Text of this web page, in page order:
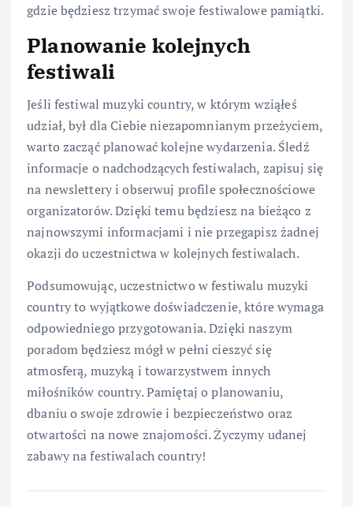
gdzie będziesz trzymać swoje festiwalowe pamiątki.
Planowanie kolejnych
festiwali
Jeśli festiwal muzyki country, w którym wziąłeś
udział, był dla Ciebie niezapomnianym przeżyciem,
warto zacząć planować kolejne wydarzenia. Śledź
informacje o nadchodzących festiwalach, zapisuj się
na newslettery i obserwuj profile społecznościowe
organizatorów. Dzięki temu będziesz na bieżąco z
najnowszymi informacjami i nie przegapisz żadnej
okazji do uczestnictwa w kolejnych festiwalach.
Podsumowując, uczestnictwo w festiwalu muzyki
country to wyjątkowe doświadczenie, które wymaga
odpowiedniego przygotowania. Dzięki naszym
poradom będziesz mógł w pełni cieszyć się
atmosferą, muzyką i towarzystwem innych
miłośników country. Pamiętaj o planowaniu,
dbaniu o swoje zdrowie i bezpieczeństwo oraz
otwartości na nowe znajomości. Życzymy udanej
zabawy na festiwalach country!